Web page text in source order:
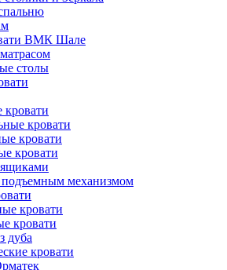
ВМК Шале
столы
кровати
кровати
кровати
кровати
подъемным механизмом
кровати
кровати
дуба
кровати